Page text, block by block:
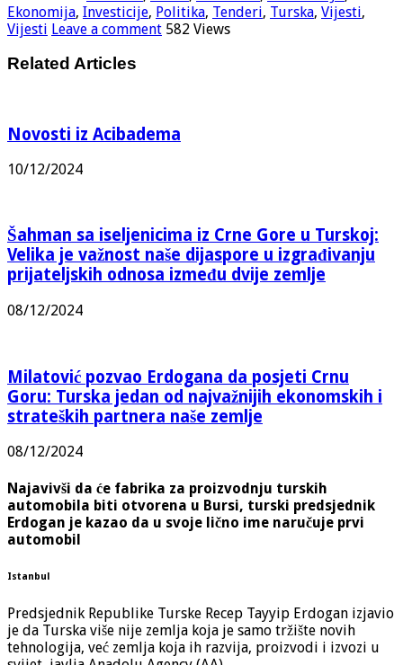
Ekonomija, Investicije, Politika, Tenderi, Turska, Vijesti,
Vijesti Leave a comment 582 Views
Related Articles
Novosti iz Acibadema
10/12/2024
Šahman sa iseljenicima iz Crne Gore u Turskoj:
Velika je važnost naše dijaspore u izgrađivanju
prijateljskih odnosa između dvije zemlje
08/12/2024
Milatović pozvao Erdogana da posjeti Crnu
Goru: Turska jedan od najvažnijih ekonomskih i
strateških partnera naše zemlje
08/12/2024
Najavivši da će fabrika za proizvodnju turskih
automobila biti otvorena u Bursi, turski predsjednik
Erdogan je kazao da u svoje lično ime naručuje prvi
automobil
Istanbul
Predsjednik Republike Turske Recep Tayyip Erdogan izjavio
je da Turska više nije zemlja koja je samo tržište novih
tehnologija, već zemlja koja ih razvija, proizvodi i izvozi u